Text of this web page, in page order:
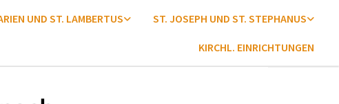
UND ST. LAMBERTUS ST. JOSEPH UND ST. STEPHANUS
KIRCHL. EINRICHTUNGEN